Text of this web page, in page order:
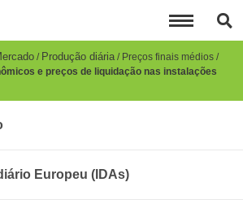
Produção diária Preços finais médios
e preços de liquidação nas instalações
Europeu (IDAs)